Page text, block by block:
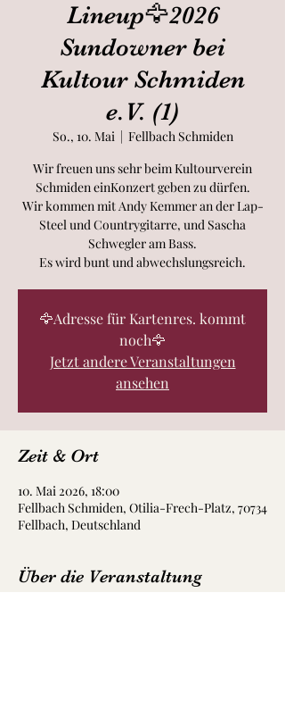
Lineup🦅2026
Sundowner bei
Kultour Schmiden
e.V. (1)
So., 10. Mai
  |
Fellbach Schmiden
Wir freuen uns sehr beim Kultourverein
Schmiden einKonzert geben zu dürfen.
Wir kommen mit Andy Kemmer an der Lap-
Steel und Countrygitarre, und Sascha
Schwegler am Bass.
Es wird bunt und abwechslungsreich.
🦅Adresse für Kartenres. kommt
noch🦅
Jetzt andere Veranstaltungen
ansehen
Zeit & Ort
10. Mai 2026, 18:00
Fellbach Schmiden, Otilia-Frech-Platz, 70734
Fellbach, Deutschland
Über die Veranstaltung